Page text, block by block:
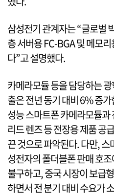
삼성전기 관계자는 “글로벌
층 서버용 FC-BGA 및 메모
다”고 설명했다.
카메라모듈 등을 담당하는
출은 전년 동기 대비 6% 증
성능 스마트폰 카메라모듈
리드 렌즈 등 전장용 제품 공
끈 것으로 파악된다. 다만,
성전자의 폴더블폰 판매 호
불구하고, 중국 시장이 보급
하면서 전 분기 대비 수요가